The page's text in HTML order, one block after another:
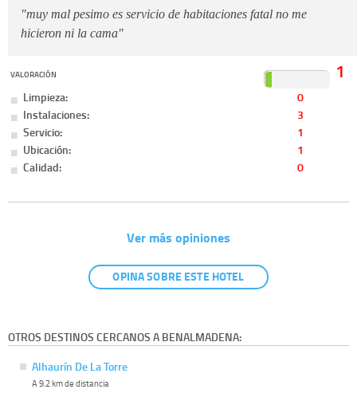
"muy mal pesimo es servicio de habitaciones fatal no me
hicieron ni la cama"
VALORACIÓN 1
Limpieza:
0
Instalaciones:
3
Servicio:
1
Ubicación:
1
Calidad:
0
Ver más opiniones
OPINA SOBRE ESTE HOTEL
OTROS DESTINOS CERCANOS A BENALMADENA:
Alhaurín De La Torre
A 9.2 km de distancia